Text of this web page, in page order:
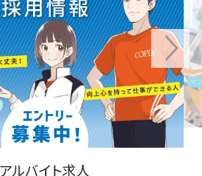
Ciel Pilates